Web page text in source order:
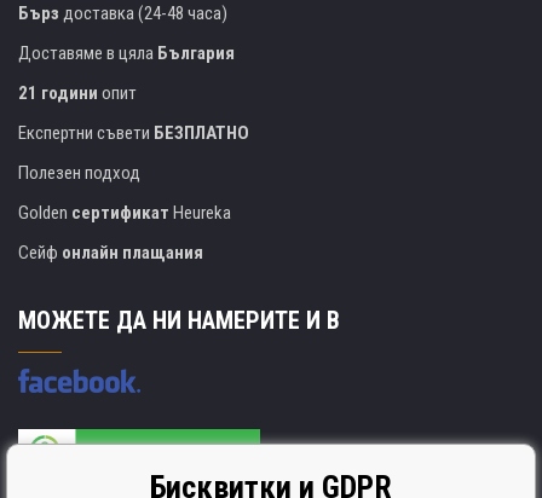
Бърз доставка (24-48 часа)
Доставяме в цяла България
21 години опит
Експертни съвети БЕЗПЛАТНО
Полезен подход
Golden сертификат Heureka
Сейф онлайн плащания
МОЖЕТЕ ДА НИ НАМЕРИТЕ И В
Бисквитки и GDPR